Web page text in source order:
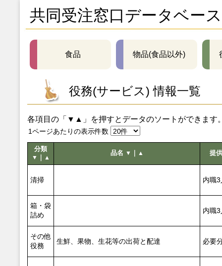
共同受注窓口データベース
食品 物品(食品以外)
役務(サービス) 情報一覧
各項目の「▼▲」を押すとデータのソートができます
1ページあたりの表示件数
分類
▼ ▲
品名 ▼ ▲ 提
清掃 内職
箱・袋
詰め
内職
その他
役務
生鮮、果物、生花等の出荷と配達 必要